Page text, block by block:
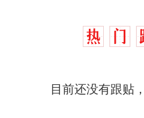
目前还没有跟贴
传，院方
新 费大厨